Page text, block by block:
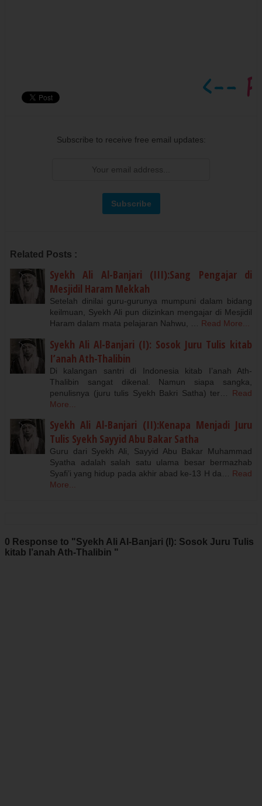
Subscribe to receive free email updates:
Related Posts :
Syekh Ali Al-Banjari (III):Sang Pengajar di
Mesjidil Haram Mekkah
Setelah dinilai guru-gurunya mumpuni dalam bidang
keilmuan, Syekh Ali pun diizinkan mengajar di Mesjidil
Haram dalam mata pelajaran Nahwu, … Read More...
Syekh Ali Al-Banjari (I): Sosok Juru Tulis kitab
I’anah Ath-Thalibin
Di kalangan santri di Indonesia kitab I’anah Ath-
Thalibin sangat dikenal. Namun siapa sangka,
penulisnya (juru tulis Syekh Bakri Satha) ter…
Read
More...
Syekh Ali Al-Banjari (II):Kenapa Menjadi Juru
Tulis Syekh Sayyid Abu Bakar Satha
Guru dari Syekh Ali, Sayyid Abu Bakar Muhammad
Syatha adalah salah satu ulama besar bermazhab
Syafi’i yang hidup pada akhir abad ke-13 H da… Read
More...
0 Response to "Syekh Ali Al-Banjari (I): Sosok Juru Tulis
kitab I’anah Ath-Thalibin "